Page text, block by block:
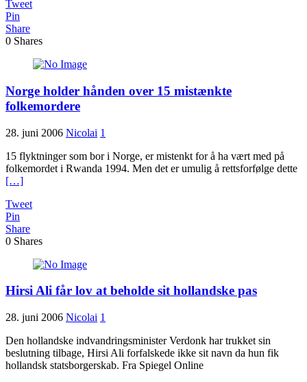
Tweet
Pin
Share
0 Shares
Norge holder hånden over 15 mistænkte
folkemordere
28. juni 2006 Nicolai 1
15 flyktninger som bor i Norge, er mistenkt for å ha vært med på
folkemordet i Rwanda 1994. Men det er umulig å rettsforfølge dette
[…]
Tweet
Pin
Share
0 Shares
Hirsi Ali får lov at beholde sit hollandske pas
28. juni 2006 Nicolai 1
Den hollandske indvandringsminister Verdonk har trukket sin
beslutning tilbage, Hirsi Ali forfalskede ikke sit navn da hun fik
hollandsk statsborgerskab. Fra Spiegel Online